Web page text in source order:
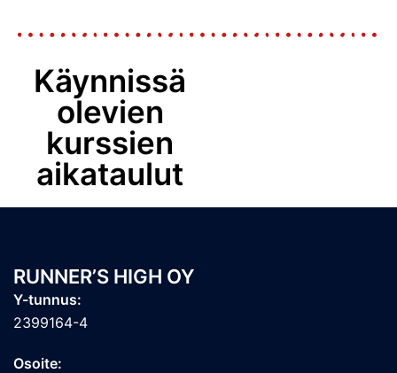
Käynnissä
olevien
kurssien
aikataulut
RUNNER’S HIGH OY
Y-tunnus:
2399164-4
Osoite: